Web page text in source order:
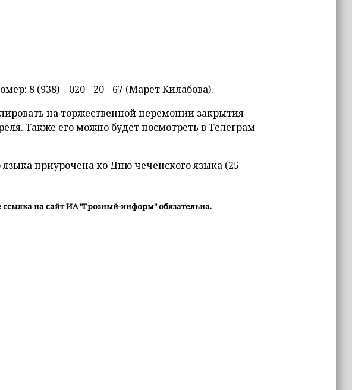
8 (938) – 020 - 20 - 67 (Марет Килабова).
на торжественной церемонии закрытия
Также его можно будет посмотреть в Телеграм-
приурочена ко Дню чеченского языка (25
на сайт ИА "Грозный-информ" обязательна.